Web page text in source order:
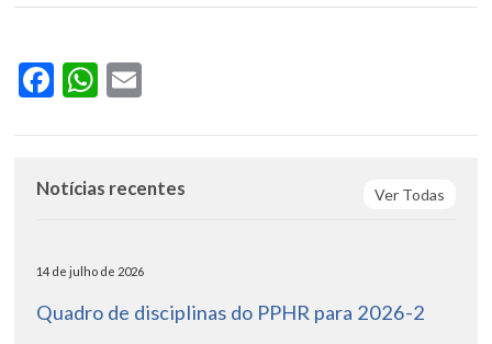
Facebook
WhatsApp
Ver Todas
Notícias recentes
14 de julho de 2026
Quadro de disciplinas do PPHR para 2026-2